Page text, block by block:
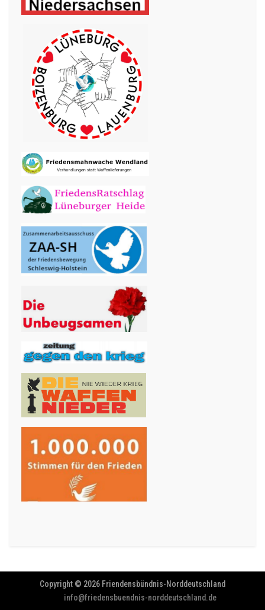
Copyright © 2026 Friendensbündnis-Norddeutschland
info@friedensbuendnis-norddeutschland.de